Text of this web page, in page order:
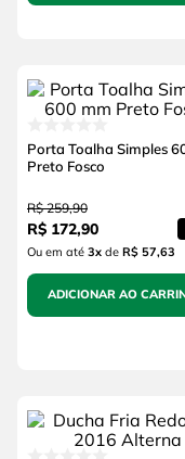
Porta Toalha Simples
Preto Fosco
R$ 259,90
R$ 172,90
Ou em até 3xde R$ 57,63
ADICIONAR AO